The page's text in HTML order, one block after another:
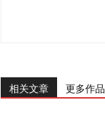
相关文章 更多作品